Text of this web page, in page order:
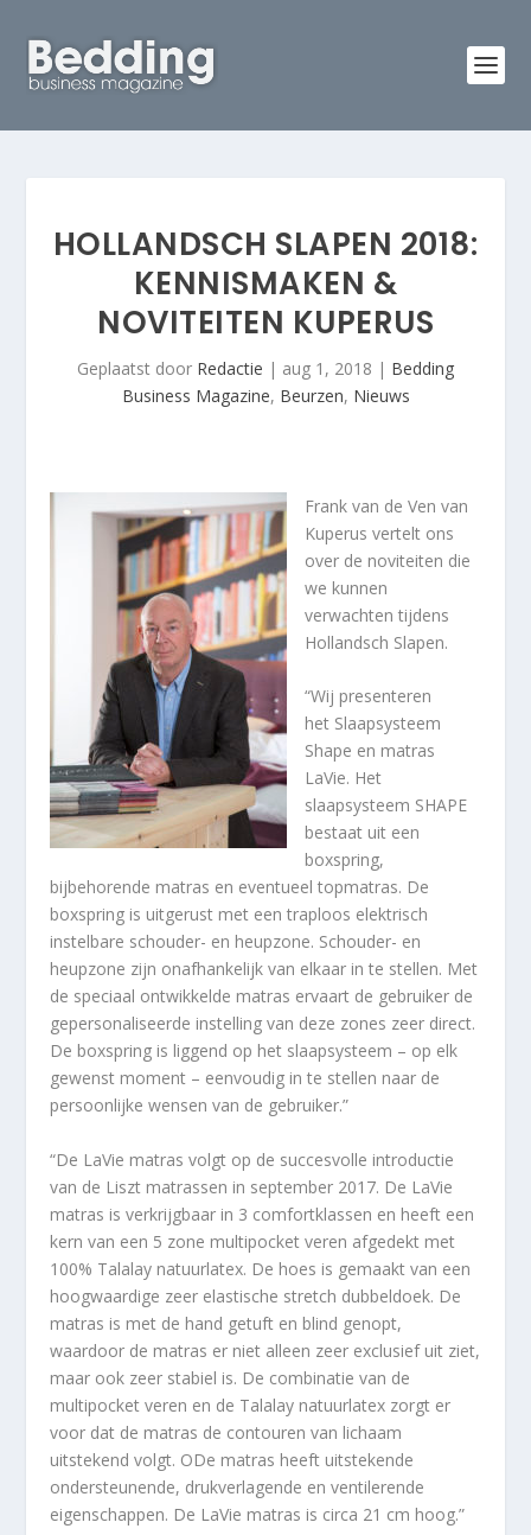
HOLLANDSCH SLAPEN 2018:
KENNISMAKEN &
NOVITEITEN KUPERUS
Geplaatst door Redactie | aug 1, 2018 | Bedding
Business Magazine, Beurzen, Nieuws
Frank van de Ven van
Kuperus vertelt ons
over de noviteiten die
we kunnen
verwachten tijdens
Hollandsch Slapen.
“Wij presenteren
het Slaapsysteem
Shape en matras
LaVie. Het
slaapsysteem SHAPE
bestaat uit een
boxspring,
bijbehorende matras en eventueel topmatras. De
boxspring is uitgerust met een traploos elektrisch
instelbare schouder- en heupzone. Schouder- en
heupzone zijn onafhankelijk van elkaar in te stellen. Met
de speciaal ontwikkelde matras ervaart de gebruiker de
gepersonaliseerde instelling van deze zones zeer direct.
De boxspring is liggend op het slaapsysteem – op elk
gewenst moment – eenvoudig in te stellen naar de
persoonlijke wensen van de gebruiker.”
“De LaVie matras volgt op de succesvolle introductie
van de Liszt matrassen in september 2017. De LaVie
matras is verkrijgbaar in 3 comfortklassen en heeft een
kern van een 5 zone multipocket veren afgedekt met
100% Talalay natuurlatex. De hoes is gemaakt van een
hoogwaardige zeer elastische stretch dubbeldoek. De
matras is met de hand getuft en blind genopt,
waardoor de matras er niet alleen zeer exclusief uit ziet,
maar ook zeer stabiel is. De combinatie van de
multipocket veren en de Talalay natuurlatex zorgt er
voor dat de matras de contouren van lichaam
uitstekend volgt. ODe matras heeft uitstekende
ondersteunende, drukverlagende en ventilerende
eigenschappen. De LaVie matras is circa 21 cm hoog.”